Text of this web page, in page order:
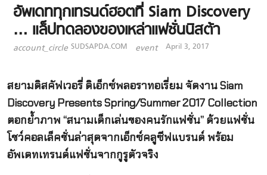
อัพเดททุกเทรนด์ฮอตที่ Siam Discovery
… แล็ปทดลองของเหล่าแฟชั่นนิสต้า
account_circle SUDSAPDA.COM event April 3, 2017
สยามดิสคัฟเวอรี่ ดิเอ็กซ์พลอราทอเรี่ยม จัดงาน Siam
Discovery Presents Spring/Summer 2017 Collection
ตอกย้ำภาพ “สนามเด็กเล่นของคนรักแฟชั่น” ด้วยแฟชั่น
โชว์คอลเล็คชั่นล่าสุดจากเอ็กซ์คลูซีฟแบรนด์ พร้อม
อัพเดทเทรนด์แฟชั่นจากกูรูตัวจริง